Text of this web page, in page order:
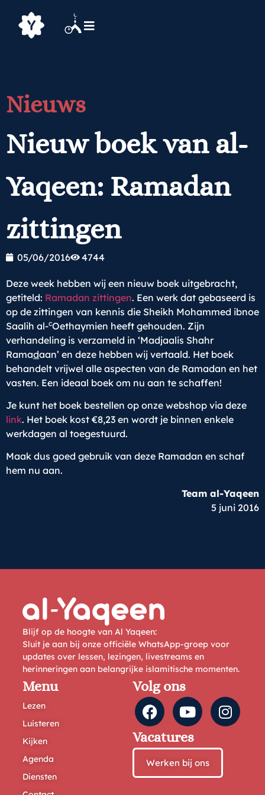
Nieuws
Nieuw boek van al-
Yaqeen: Ramadan
zittingen
05/06/2016 4744
Deze week hebben wij een nieuw boek uitgebracht,
getiteld: Ramadan zittingen. Een werk dat gebaseerd is
op de zittingen van kennis die Sheikh Mohammed ibnoe
Saalih al-cOethaymien heeft gehouden. Zijn
verhandeling is verzameld in ‘Madjaalis Shahr
Ramadaan’ en deze hebben wij vertaald. Het boek
behandelt vrijwel alle aspecten van de Ramadan en het
vasten. Een ideaal boek om nu aan te schaffen!
Je kunt het boek bestellen op onze webshop via deze
link. Het boek kost €8,23 en wordt je binnen enkele
werkdagen al toegestuurd.
Maak dus goed gebruik van deze Ramadan en schaf
hem nu aan.
Team al-Yaqeen
5 juni 2016
Blijf op de hoogte van Al Yaqeen:
Sluit je aan bij onze officiële WhatsApp-groep voor
updates over lessen, lezingen, livestreams en
herinneringen aan belangrijke islamitische momenten.
Menu
Lezen
Luisteren
Kijken
Agenda
Diensten
Volg ons
Vacatures
Werken bij ons